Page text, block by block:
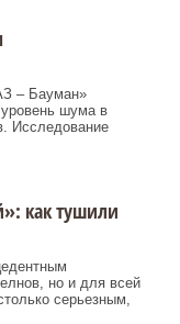
– Бауман»
уровень шума в
Исследование
как тушили
но и для всей
серьезным,